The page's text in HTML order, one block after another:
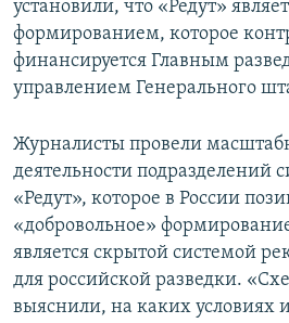
установили, что «Редут»
формированием, которое
финансируется Главным
управлением Генерального
Журналисты провели
деятельности подразделений
«Редут», которое в России
«добровольное»
является скрытой системой
для российской разведки.
выяснили, на каких условиях